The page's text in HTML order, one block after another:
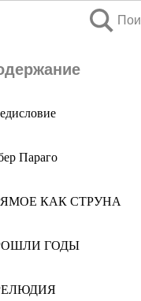
Параго
КАК СТРУНА
ГОДЫ